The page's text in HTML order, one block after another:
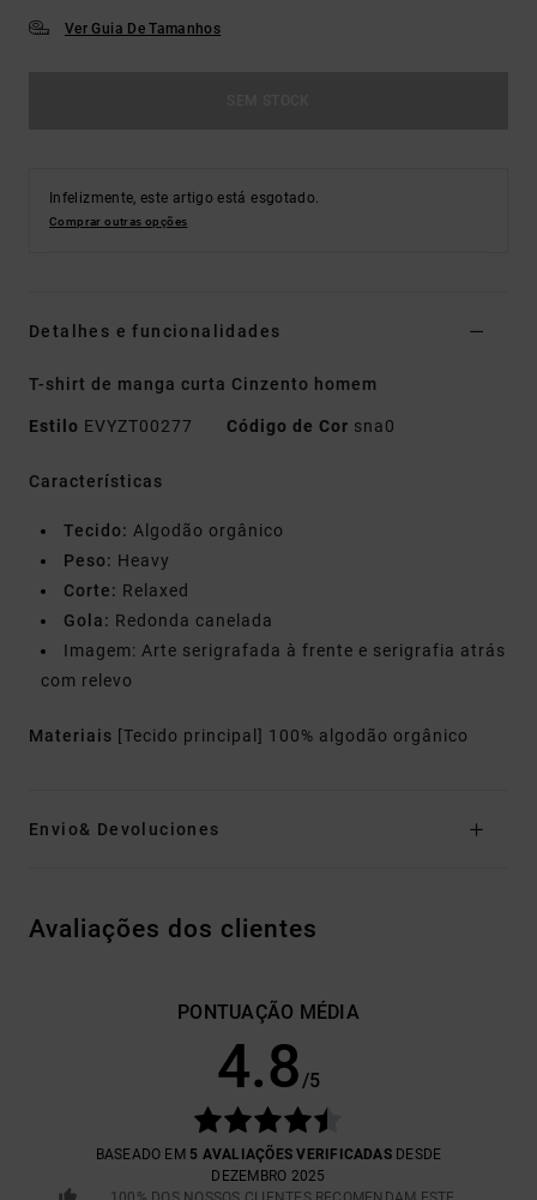
Ver Guia De Tamanhos
Infelizmente, este artigo está esgotado.
Comprar outras opções
Detalhes e funcionalidades
T-shirt de manga curta Cinzento homem
Estilo EVYZT00277 Código de Cor sna0
Características
Tecido: Algodão orgânico
Peso: Heavy
Corte: Relaxed
Gola: Redonda canelada
Imagem: Arte serigrafada à frente e serigrafia atrás
com relevo
Materiais [Tecido principal] 100% algodão orgânico
Envio& Devoluciones
Avaliações dos clientes
PONTUAÇÃO MÉDIA
4.8/5
BASEADO EM 5 AVALIAÇÕES VERIFICADASDESDE
DEZEMBRO 2025